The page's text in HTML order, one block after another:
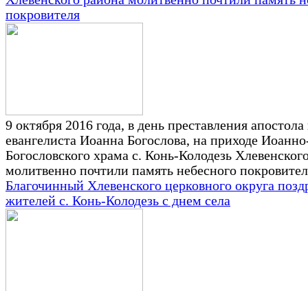
покровителя
9 октября 2016 года, в день преставления апостола
евангелиста Иоанна Богослова, на приходе
Богословского храма с. Конь-Колодезь
молитвенно почтили память небесного
Благочинный Хлевенского церковного округа
жителей с. Конь-Колодезь с днем села